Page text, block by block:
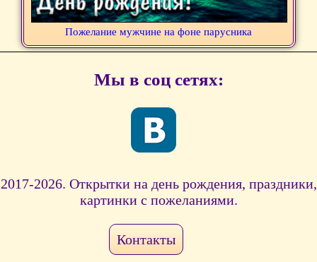
Пожелание мужчине на фоне парусника
Мы в соц сетях:
2017-2026. Открытки на день рождения, праздники,
картинки с пожеланиями.
Контакты